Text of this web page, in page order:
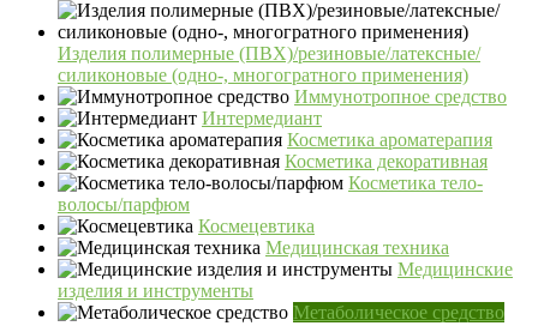
Изделия полимерные (ПВХ)/резиновые/латексные/
силиконовые (одно-, многогратного применения)
Иммунотропное средство
Интермедиант
Косметика ароматерапия
Косметика декоративная
Косметика тело-
волосы/парфюм
Космецевтика
Медицинская техника
Медицинские
изделия и инструменты
Метаболическое средство